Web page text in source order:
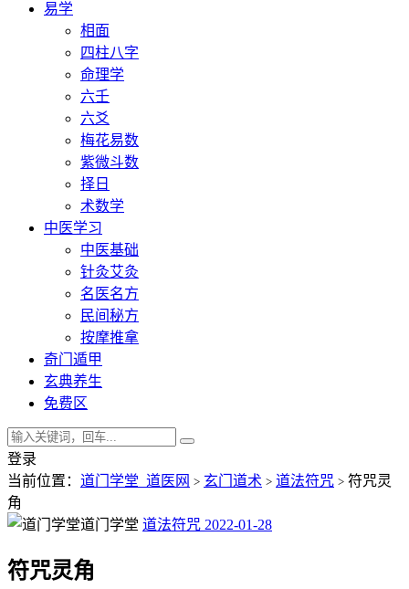
易学
相面
四柱八字
命理学
六壬
六爻
梅花易数
紫微斗数
择日
术数学
中医学习
中医基础
针灸艾灸
名医名方
民间秘方
按摩推拿
奇门遁甲
玄典养生
免费区
登录
当前位置： 道门学堂_道医网 > 玄门道术 > 道法符咒 > 符咒灵
角
道门学堂 道法符咒 2022-01-28
符咒灵角